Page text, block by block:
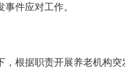
件应对工作。
根据职责开展养老机构突